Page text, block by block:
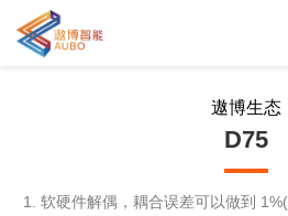
遨博生态
D75
1. 软硬件解偶，耦合误差可以做到